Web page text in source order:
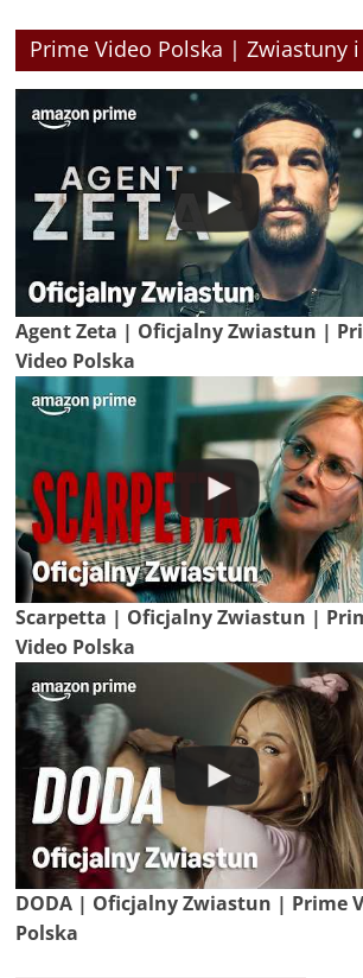
Prime Video Polska | Zwiastuny
Agent Zeta | Oficjalny Zwiastun |
Video Polska
Scarpetta | Oficjalny Zwiastun |
Video Polska
DODA | Oficjalny Zwiastun | Prime
Polska